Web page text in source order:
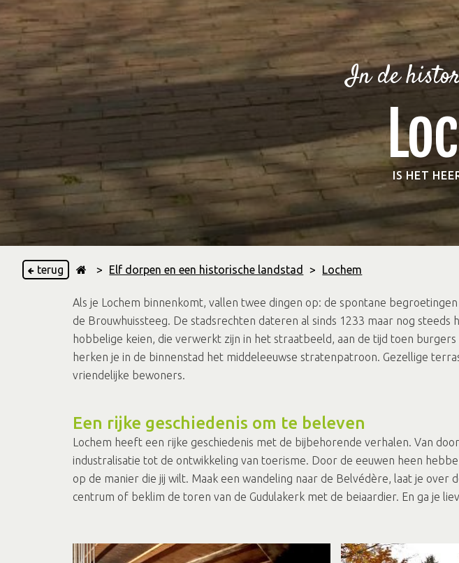
In de
IS HET
terug > Elf dorpen en een historische landstad > Lochem
Als je Lochem binnenkomt, vallen twee dingen op: de spontane
de Brouwhuissteeg. De stadsrechten dateren al sinds 1233 maar nog
hobbelige keien, die verwerkt zijn in het straatbeeld, aan de tijd toen
herken je in de binnenstad het middeleeuwse stratenpatroon. Gezellige
vriendelijke bewoners.
Een rijke geschiedenis om te beleven
Lochem heeft een rijke geschiedenis met de bijbehorende verhalen. Van
industralisatie tot de ontwikkeling van toerisme. Door de eeuwen heen
op de manier die jij wilt. Maak een wandeling naar de Belvédère, laat je
centrum of beklim de toren van de Gudulakerk met de beiaardier. En ga je